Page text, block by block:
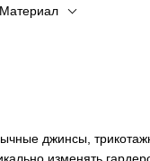
Материал
джинсы ,